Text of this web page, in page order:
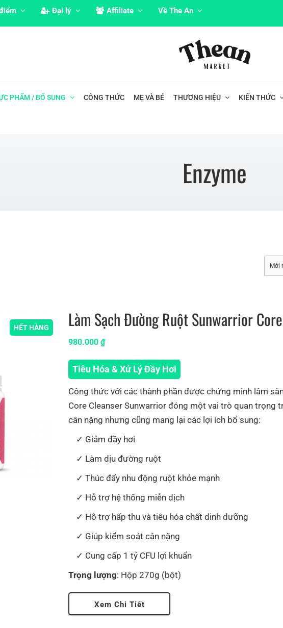
Đại lý Affiliate Về The An
PHẨM / BỔ SUNG CÔNG THỨC MẸ VÀ BÉ THƯƠNG HIỆU KIẾN THỨC
Enzyme
HẾT HÀNG Làm Sạch Đường Ruột Sunwarrior
980.000₫
Tiêu Hóa & Xử Lý Đầy Hơi
Công thức với các thành phần được chứng minh lâm
Core Cleanser Sunwarrior đóng một vai trò quan trọng
cân nặng nhưng cũng mang lại các lợi ích bổ sung:
Giảm đầy hơi
Làm dịu đường ruột
Thúc đẩy nhu động ruột khỏe mạnh
Hỗ trợ hệ thống miễn dịch
Hỗ trợ hấp thu và tiêu hóa chất dinh dưỡng
Giúp kiểm soát cân nặng
Cung cấp 1 tỷ CFU lợi khuẩn
Trọng lượng: Hộp 270g (bột)
Xem Chi Tiết